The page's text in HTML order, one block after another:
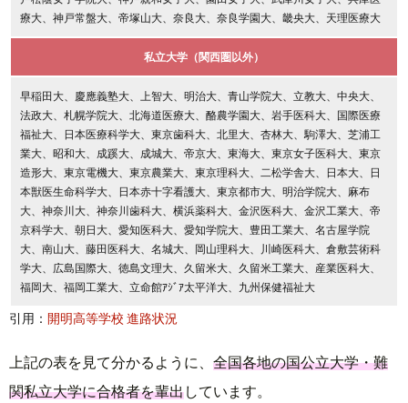
療大、神戸常盤大、帝塚山大、奈良大、奈良学園大、畿央大、天理医療大
私立大学（関西圏以外）
早稲田大、慶應義塾大、上智大、明治大、青山学院大、立教大、中央大、
法政大、札幌学院大、北海道医療大、酪農学園大、岩手医科大、国際医療
福祉大、日本医療科学大、東京歯科大、北里大、杏林大、駒澤大、芝浦工
業大、昭和大、成蹊大、成城大、帝京大、東海大、東京女子医科大、東京
造形大、東京電機大、東京農業大、東京理科大、二松学舎大、日本大、日
本獣医生命科学大、日本赤十字看護大、東京都市大、明治学院大、麻布
大、神奈川大、神奈川歯科大、横浜薬科大、金沢医科大、金沢工業大、帝
京科学大、朝日大、愛知医科大、愛知学院大、豊田工業大、名古屋学院
大、南山大、藤田医科大、名城大、岡山理科大、川崎医科大、倉敷芸術科
学大、広島国際大、徳島文理大、久留米大、久留米工業大、産業医科大、
福岡大、福岡工業大、立命館ｱｼﾞｱ太平洋大、九州保健福祉大
引用： 開明高等学校 進路状況
上記の表を見て分かるように、 全国各地の国公立大学・難
関私立大学に合格者を輩出しています。